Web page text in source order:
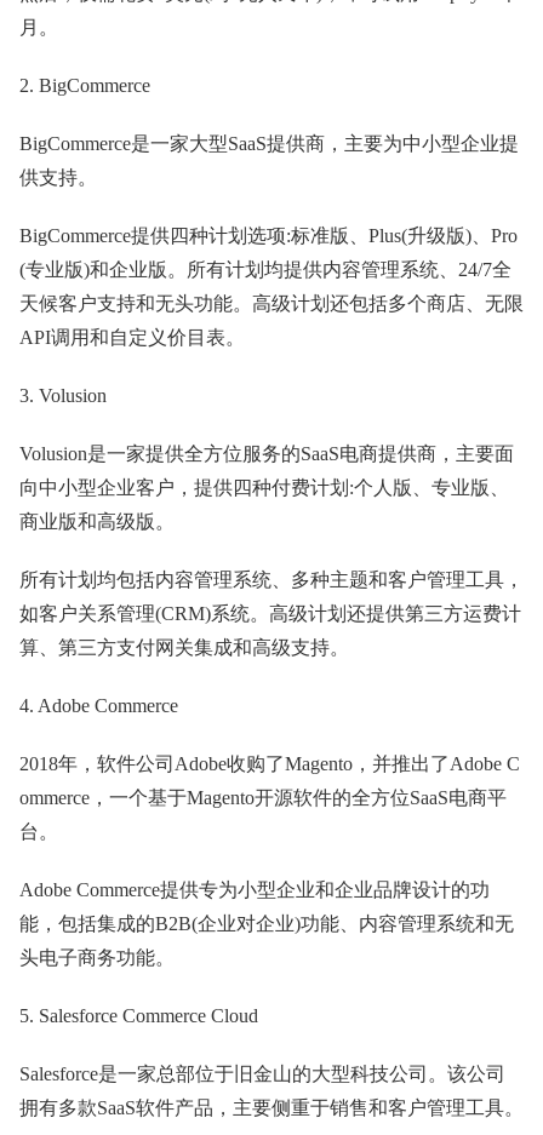
月。
2. BigCommerce
BigCommerce是一家大型SaaS提供商，主要为中小型企业提
供支持。
BigCommerce提供四种计划选项:标准版、Plus(升级版)、Pro
(专业版)和企业版。所有计划均提供内容管理系统、24/7全
天候客户支持和无头功能。高级计划还包括多个商店、无限
API调用和自定义价目表。
3. Volusion
Volusion是一家提供全方位服务的SaaS电商提供商，主要面
向中小型企业客户，提供四种付费计划:个人版、专业版、
商业版和高级版。
所有计划均包括内容管理系统、多种主题和客户管理工具，
如客户关系管理(CRM)系统。高级计划还提供第三方运费计
算、第三方支付网关集成和高级支持。
4. Adobe Commerce
2018年，软件公司Adobe收购了Magento，并推出了Adobe C
ommerce，一个基于Magento开源软件的全方位SaaS电商平
台。
Adobe Commerce提供专为小型企业和企业品牌设计的功
能，包括集成的B2B(企业对企业)功能、内容管理系统和无
头电子商务功能。
5. Salesforce Commerce Cloud
Salesforce是一家总部位于旧金山的大型科技公司。该公司
拥有多款SaaS软件产品，主要侧重于销售和客户管理工具。